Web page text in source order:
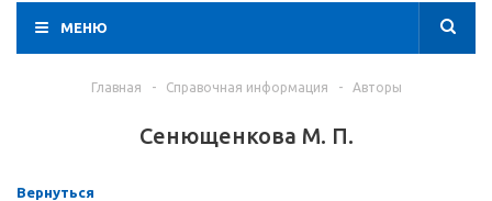
МЕНЮ
Главная - Справочная информация - Авторы
Сенющенкова М. П.
Вернуться